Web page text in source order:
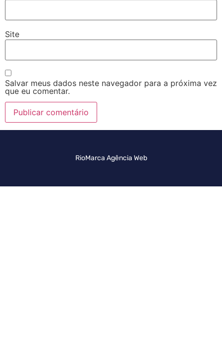
Site
Salvar meus dados neste navegador para a próxima vez
que eu comentar.
RioMarca Agência Web